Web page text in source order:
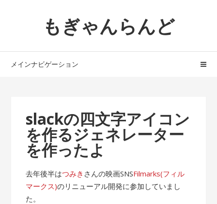
ョ
へ
もぎゃんらんど
メインナビゲーション
slackの四文字アイコン
を作るジェネレーター
を作ったよ
去年後半はつみき さんの映画SNSFilmarks(フィル
マークス)のリニューアル開発に参加していまし
た。